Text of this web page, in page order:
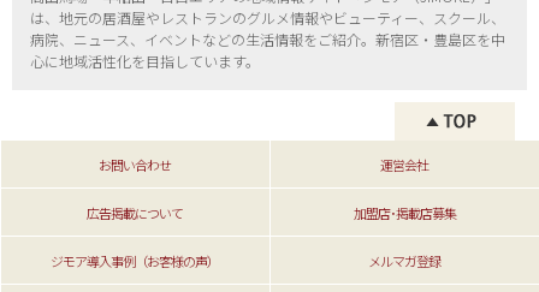
は、地元の居酒屋やレストランのグルメ情報やビューティー、
スクール、
病院、ニュース、イベントなどの生活情報をご紹介。新宿区・ 豊島区を中
心に地域活性化を目指しています。
お問い合わせ 運営会社
広告掲載について 加盟店･掲載店募集
ジモア導入事例（お客様の声） メルマガ登録